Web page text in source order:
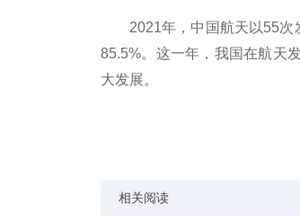
2021年，中国航天以55
85.5%。这一年，我国在航天
大发展。
相关阅读